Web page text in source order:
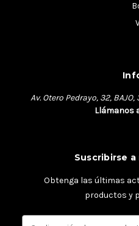
Av. Otero Pedrayo, 32,
Llámanos
Suscribirse
Obtenga las últimas
productos y